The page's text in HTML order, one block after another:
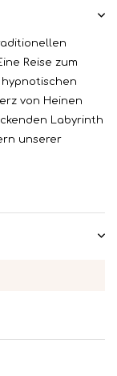
Reise zum
von Heinen
Labyrinth
unserer